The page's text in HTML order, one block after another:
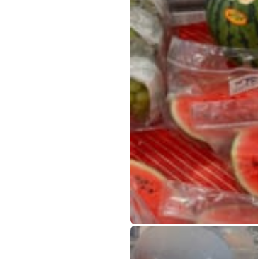
桃スイカシャインマスカット
桃スイカシャインマスカット